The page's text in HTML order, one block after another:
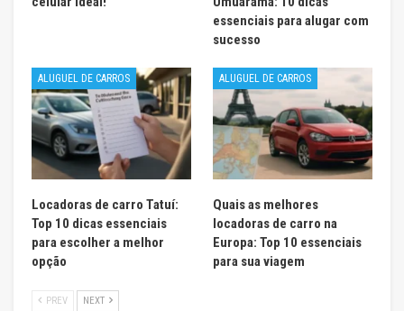
essenciais para alugar com
sucesso
ALUGUEL DE CARROS
Locadoras de carro Tatuí:
Top 10 dicas essenciais
para escolher a melhor
opção
ALUGUEL DE CARROS
Quais as melhores
locadoras de carro na
Europa: Top 10 essenciais
para sua viagem
PREV NEXT